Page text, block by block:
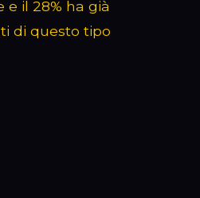
e il 28% ha già
di questo tipo